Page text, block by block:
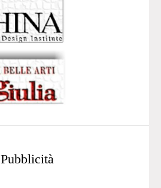
Pubblicità